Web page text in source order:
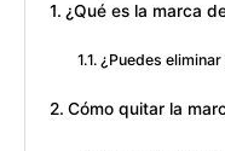
¿Qué es la marca
¿Puedes
Cómo quitar la